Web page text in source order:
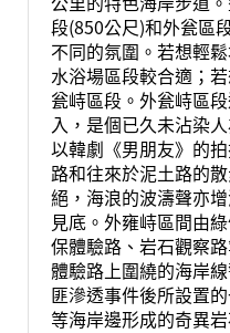
段(850公尺)和外瓮區
不同的氛圍。若想輕
水浴場區段較合適；
瓮峙區段。外瓮峙區
入，是個已久未沾染
以韓劇《男朋友》的
路和往來於泥土路的
絕，海浪的波濤聲亦
見底。外雍峙區間由
保體驗路、岩石觀察
體驗路上圍繞的海岸
匪滲透事件後所設置
等海岸邊形成的奇異